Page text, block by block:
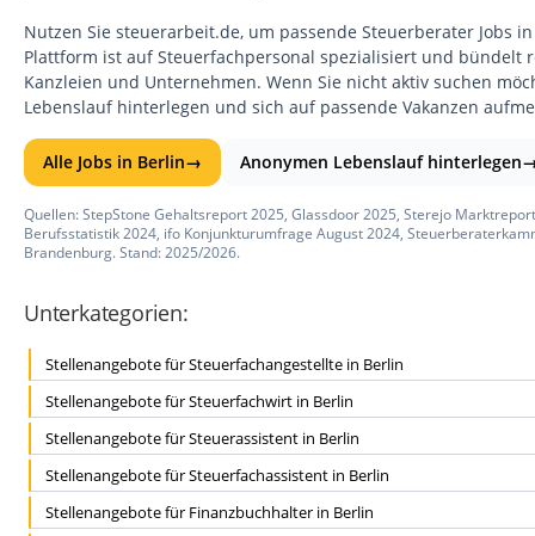
Nutzen Sie steuerarbeit.de, um passende Steuerberater Jobs
Plattform ist auf Steuerfachpersonal spezialisiert und bündelt
Kanzleien und Unternehmen. Wenn Sie nicht aktiv suchen
Lebenslauf hinterlegen und sich auf passende Vakanzen
Alle Jobs in Berlin→ Anonymen Lebenslauf hinterlegen
Quellen: StepStone Gehaltsreport 2025, Glassdoor 2025, Sterejo Marktreport
Berufsstatistik 2024, ifo Konjunkturumfrage August 2024,
Brandenburg. Stand: 2025/2026.
Unterkategorien:
Stellenangebote für Steuerfachangestellte in Berlin
Stellenangebote für Steuerfachwirt in Berlin
Stellenangebote für Steuerassistent in Berlin
Stellenangebote für Steuerfachassistent in Berlin
Stellenangebote für Finanzbuchhalter in Berlin